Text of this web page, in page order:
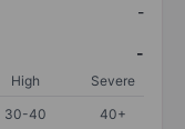
-
-
High
Severe
30-40 40+